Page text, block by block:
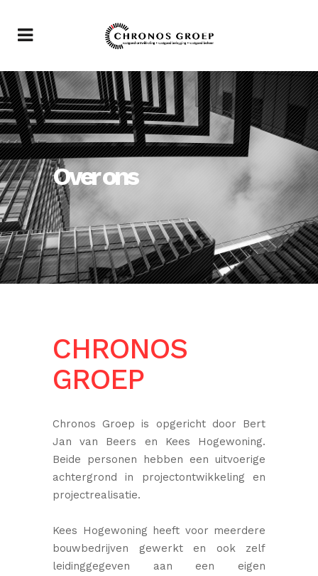
Over ons
CHRONOS
GROEP
Chronos Groep is opgericht door Bert
Jan van Beers en Kees Hogewoning.
Beide personen hebben een uitvoerige
achtergrond in projectontwikkeling en
projectrealisatie.
Kees Hogewoning heeft voor meerdere
bouwbedrijven gewerkt en ook zelf
leidinggegeven aan een eigen